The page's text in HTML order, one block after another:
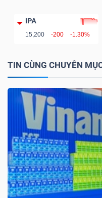
IPA
15,200 -200 -1.30%
TIN CÙNG CHUYÊN
Sách
Công
cụ
đầu
tư